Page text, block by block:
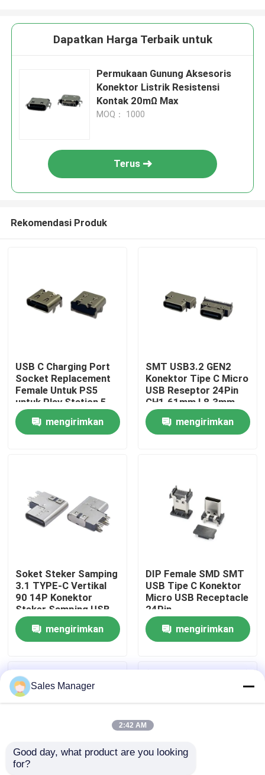
Rumah
Kontak
Konektor DIP USB
Konektor Soket USB
Konektor Soket DP
Soket Konektor Wanita RJ45
Dapatkan Harga Terbaik untuk
Permukaan Gunung Aksesoris
Konektor Listrik Resistensi
Kontak 20mΩ Max
MOQ： 1000
Terus
Rekomendasi Produk
USB C Charging Port
Socket Replacement
Female Untuk PS5
untuk Play Station 5
Controller Charger
Charging Port
mengirimkan
SMT USB3.2 GEN2
Konektor Tipe C Micro
USB Reseptor 24Pin
CH1.61mm L8.3mm
mengirimkan
Soket Steker Samping
3.1 TYPE-C Vertikal
90 14P Konektor
Steker Samping USB
3.1 Antarmuka
Pengisian Cepat
mengirimkan
DIP Female SMD SMT
USB Tipe C Konektor
Micro USB Receptacle
24Pin
mengirimkan
Sales Manager
2:42 AM
Good day, what product are you looking
for?